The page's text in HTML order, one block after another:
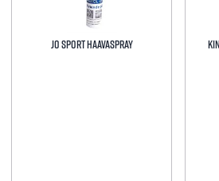
JO Sport Haavaspray